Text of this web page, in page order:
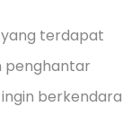
terdapat
penghantar
berkendara